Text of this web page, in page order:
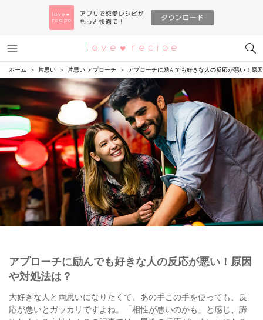
恋愛レシピ
ホーム 片思い 片思い アプローチ アプローチに励んでも好きな人の反応が悪い！原
アプローチに励んでも好きな人の反応が悪い！原因
や対処法は？
大好きな人と両思いになりたくて、あの手この手を使っても、反
応が悪いとガッカリですよね。「相性が悪いのかも」と感じ、諦